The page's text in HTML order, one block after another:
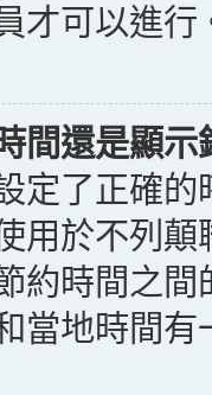
才可以進
間還是顯示
定了正確
用於不列
約時間之
當地時間